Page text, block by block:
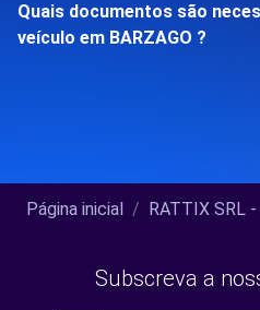
Quais documentos são
veículo em BARZAGO ?
Página inicial RATTIX SRL -
Subscreva a